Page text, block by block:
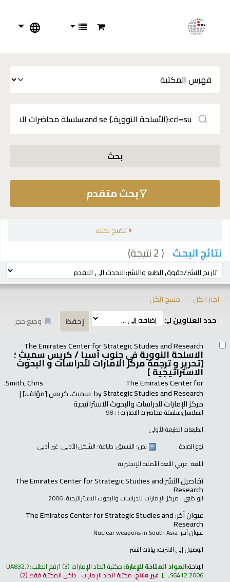
بحث
بحث متقدم
تنقيح بحثك
نتائج البحث ( 2 نتيجة)
ترتيب بواسطة:
اختر الكل
مسح الكل
حدد العناوين لـِ:
وضع حجز
The Emirates Center for Strategic Studies and Research
الاسلحة النووية في جنوب آسيا /كريس سميث ؛
[تحرير و ترجمة مركز الامارات للدراسات و البحوث
الاستراتيجية ]
Smith, Chris. The Emirates Center for
Strategic Studies and Research
by سميث، كريس[مؤلف.]
مركز الإمارات للدراسات والبحوث الاستراتيجية
السلاسل:سلسلة محاضرات الامارات ؛; 98
الطبعات:الطبعةالأولى
نوع المادة :
نص؛ التنسيق: طباعة؛ الشكل الأدبي: غير أدبي
اللغة: عربي اللغة الأصلية:الإنجليزية
تفاصيل النشر:The Emirates Center for Strategic Studies and
Research
ابو ظبي : مركز الإمارات للدراسات والبحوث الاستراتيجية، 2006
عنوان آخر:The Emirates Center for Strategic Studies and
Research
عنوان آخر:Nuclear weapons in South Asia
الوصول إلى الانترنت: بيانات النشر
الإتاحة:المواد المتاحة للإعارة: مكتبة اتحاد الإمارات (3) رقم الطلب:UA832.7
S6412 2006, ..
.غير متاح: مكتبة اتحاد الإمارات : داخل المكتبة فقط(2).